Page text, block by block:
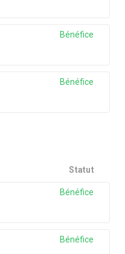
Bénéfice
Bénéfice
Statut
Bénéfice
Bénéfice